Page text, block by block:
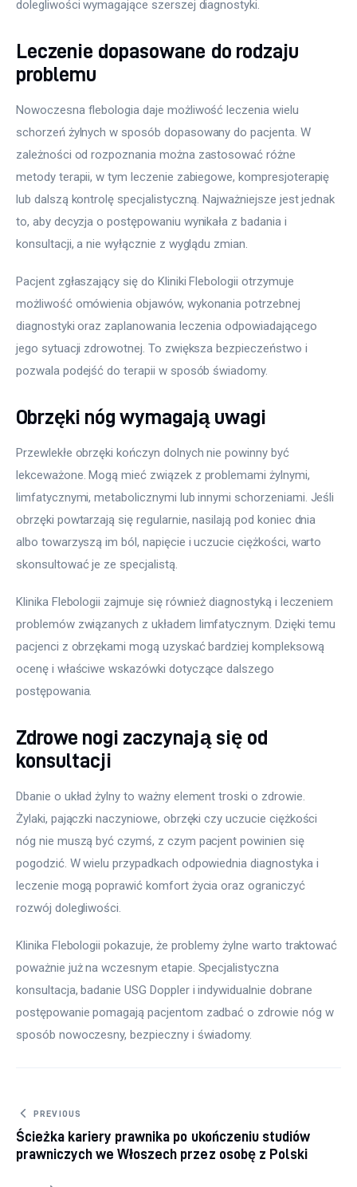
dolegliwości wymagające szerszej diagnostyki.
Leczenie dopasowane do rodzaju
problemu
Nowoczesna flebologia daje możliwość leczenia wielu
schorzeń żylnych w sposób dopasowany do pacjenta. W
zależności od rozpoznania można zastosować różne
metody terapii, w tym leczenie zabiegowe, kompresjoterapię
lub dalszą kontrolę specjalistyczną. Najważniejsze jest jednak
to, aby decyzja o postępowaniu wynikała z badania i
konsultacji, a nie wyłącznie z wyglądu zmian.
Pacjent zgłaszający się do Kliniki Flebologii otrzymuje
możliwość omówienia objawów, wykonania potrzebnej
diagnostyki oraz zaplanowania leczenia odpowiadającego
jego sytuacji zdrowotnej. To zwiększa bezpieczeństwo i
pozwala podejść do terapii w sposób świadomy.
Obrzęki nóg wymagają uwagi
Przewlekłe obrzęki kończyn dolnych nie powinny być
lekceważone. Mogą mieć związek z problemami żylnymi,
limfatycznymi, metabolicznymi lub innymi schorzeniami. Jeśli
obrzęki powtarzają się regularnie, nasilają pod koniec dnia
albo towarzyszą im ból, napięcie i uczucie ciężkości, warto
skonsultować je ze specjalistą.
Klinika Flebologii zajmuje się również diagnostyką i leczeniem
problemów związanych z układem limfatycznym. Dzięki temu
pacjenci z obrzękami mogą uzyskać bardziej kompleksową
ocenę i właściwe wskazówki dotyczące dalszego
postępowania.
Zdrowe nogi zaczynają się od
konsultacji
Dbanie o układ żylny to ważny element troski o zdrowie.
Żylaki, pajączki naczyniowe, obrzęki czy uczucie ciężkości
nóg nie muszą być czymś, z czym pacjent powinien się
pogodzić. W wielu przypadkach odpowiednia diagnostyka i
leczenie mogą poprawić komfort życia oraz ograniczyć
rozwój dolegliwości.
Klinika Flebologii pokazuje, że problemy żylne warto traktować
poważnie już na wczesnym etapie. Specjalistyczna
konsultacja, badanie USG Doppler i indywidualnie dobrane
postępowanie pomagają pacjentom zadbać o zdrowie nóg w
sposób nowoczesny, bezpieczny i świadomy.
Nawigacja wpisu
PREVIOUS
Ścieżka kariery prawnika po ukończeniu studiów
prawniczych we Włoszech przez osobę z Polski